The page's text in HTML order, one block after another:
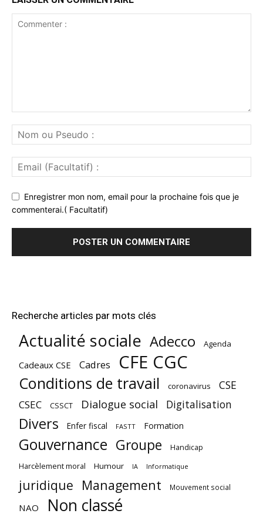
Enregistrer mon nom, email pour la prochaine fois que je
commenterai.( Facultatif)
Recherche articles par mots clés
Actualité sociale Adecco Agenda
Cadeaux CSE Cadres CFE CGC
Conditions de travail coronavirus CSE
CSEC CSSCT Dialogue social Digitalisation
Divers Enfer fiscal FASTT Formation
Gouvernance Groupe Handicap
Harcèlement moral Humour IA Informatique
juridique Management Mouvement social
NAO Non classé